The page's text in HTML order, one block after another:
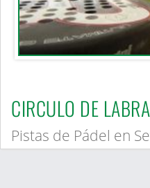
CIRCULO DE
Pistas de Pádel en